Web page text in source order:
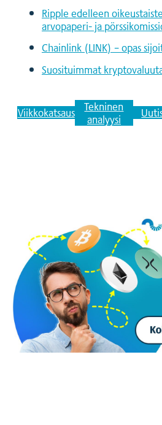
Ripple edelleen
arvopaperi- ja
Chainlink (LINK) – opas
Suosituimmat
Viikkokatsaus
Tekninen
analyysi